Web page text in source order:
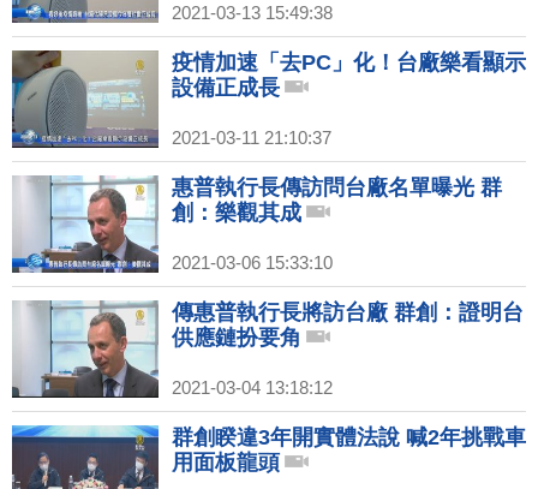
2021-03-13 15:49:38
疫情加速「去PC」化！台廠樂看顯示
設備正成長
2021-03-11 21:10:37
惠普執行長傳訪問台廠名單曝光 群
創：樂觀其成
2021-03-06 15:33:10
傳惠普執行長將訪台廠 群創：證明台
供應鏈扮要角
2021-03-04 13:18:12
群創睽違3年開實體法說 喊2年挑戰車
用面板龍頭